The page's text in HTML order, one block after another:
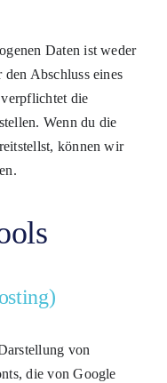
Daten ist weder
Abschluss eines
die
Wenn du die
können wir
von
die von Google